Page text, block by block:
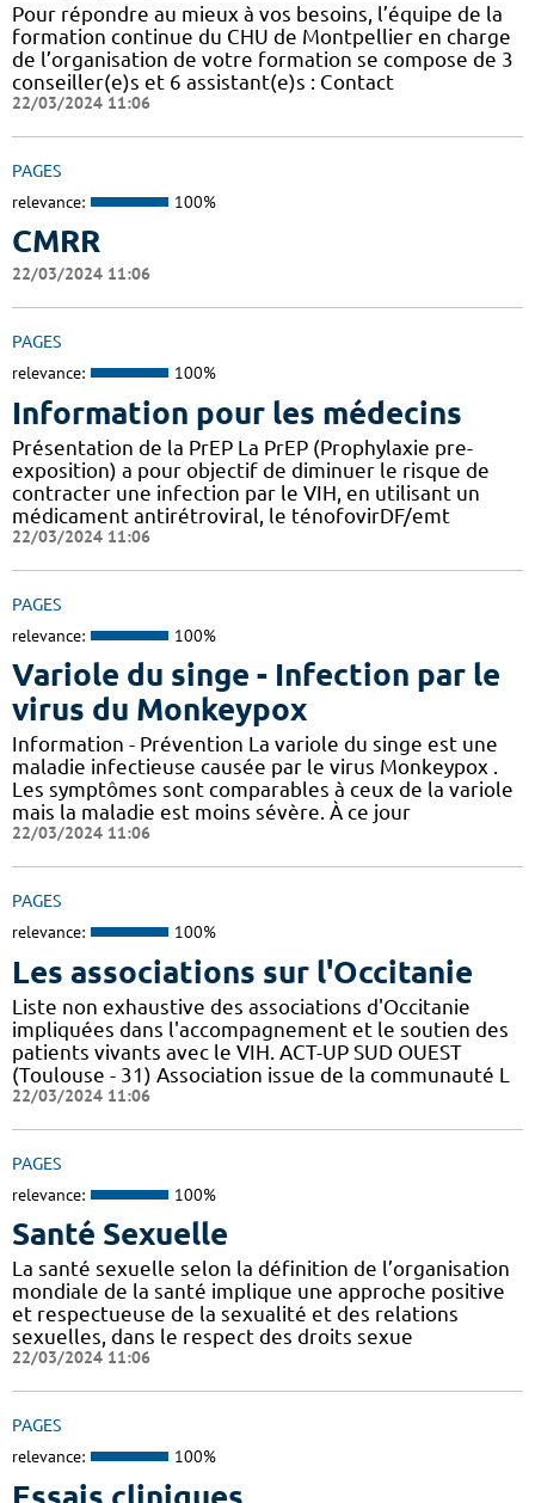
Pour répondre au mieux à vos besoins, l’équipe de la
formation continue du CHU de Montpellier en charge
de l’organisation de votre formation se compose de 3
conseiller(e)s et 6 assistant(e)s : Contact
22/03/2024 11:06
PAGES
relevance: 100%
CMRR
22/03/2024 11:06
PAGES
relevance: 100%
Information pour les médecins
Présentation de la PrEP La PrEP (Prophylaxie pre-
exposition) a pour objectif de diminuer le risque de
contracter une infection par le VIH, en utilisant un
médicament antirétroviral, le ténofovirDF/emt
22/03/2024 11:06
PAGES
relevance: 100%
Variole du singe - Infection par le
virus du Monkeypox
Information - Prévention La variole du singe est une
maladie infectieuse causée par le virus Monkeypox .
Les symptômes sont comparables à ceux de la variole
mais la maladie est moins sévère. À ce jour
22/03/2024 11:06
PAGES
relevance: 100%
Les associations sur l'Occitanie
Liste non exhaustive des associations d'Occitanie
impliquées dans l'accompagnement et le soutien des
patients vivants avec le VIH. ACT-UP SUD OUEST
(Toulouse - 31) Association issue de la communauté L
22/03/2024 11:06
PAGES
relevance: 100%
Santé Sexuelle
La santé sexuelle selon la définition de l’organisation
mondiale de la santé implique une approche positive
et respectueuse de la sexualité et des relations
sexuelles, dans le respect des droits sexue
22/03/2024 11:06
PAGES
relevance: 100%